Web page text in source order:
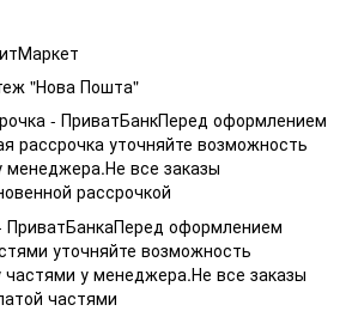
"Нова Пошта"
- ПриватБанкПеред оформлением
рассрочка уточняйте возможность
менеджера.Не все заказы
рассрочкой
ПриватБанкаПеред оформлением
уточняйте возможность
у менеджера.Не все заказы
частями